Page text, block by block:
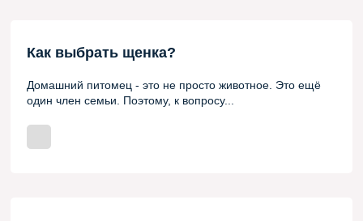
Как выбрать щенка?
Домашний питомец - это не просто животное. Это ещё
один член семьи. Поэтому, к вопросу...